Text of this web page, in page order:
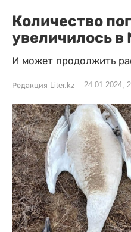
Количество
увеличилось в
И может продолжить
Редакция Liter.kz 24.01.2024,